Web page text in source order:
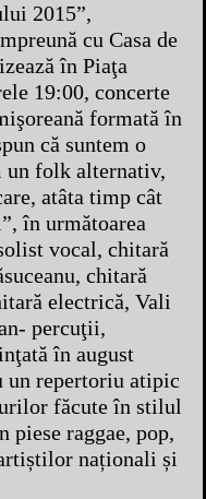
2015”,
cu Casa de
în Piaţa
19:00, concerte
formată în
că suntem o
un folk alternativ,
atâta timp cât
în următoarea
vocal, chitară
chitară
electrică, Vali
percuţii,
în august
un repertoriu atipic
făcute în stilul
raggae, pop,
naționali și